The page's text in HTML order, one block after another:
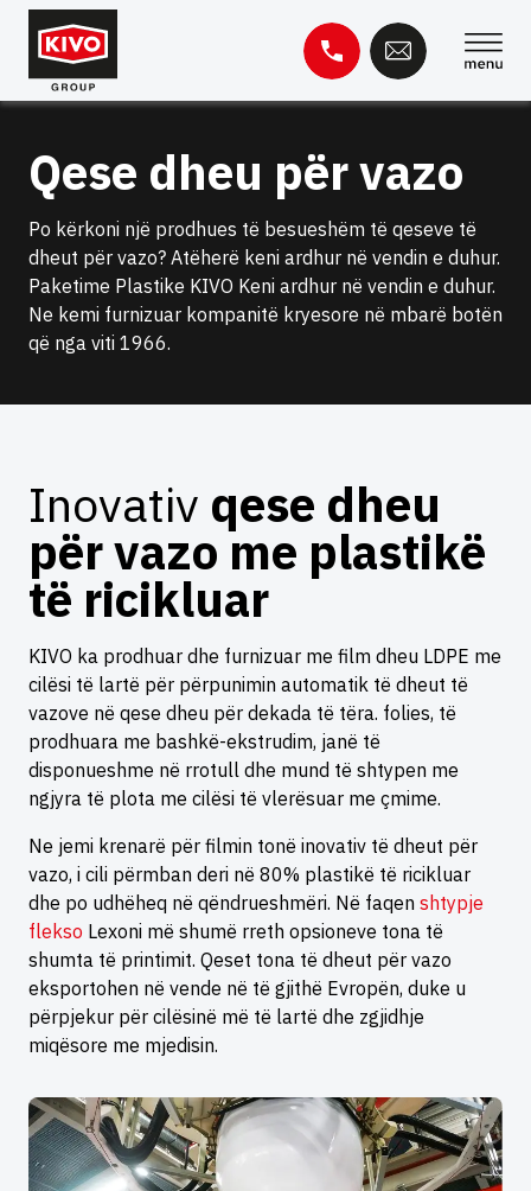
Kapërce
përmbajtja
për:
Baza e njohurive Kontakti
Qese dheu për vazo
Po kërkoni një prodhues të besueshëm të qeseve të
dheut për vazo? Atëherë keni ardhur në vendin e duhur.
Paketime Plastike KIVO Keni ardhur në vendin e duhur.
Ne kemi furnizuar kompanitë kryesore në mbarë botën
që nga viti 1966.
Inovativ qese dheu
për vazo me plastikë
të ricikluar
KIVO ka prodhuar dhe furnizuar me film dheu LDPE me
cilësi të lartë për përpunimin automatik të dheut të
vazove në qese dheu për dekada të tëra. folies, të
prodhuara me bashkë-ekstrudim, janë të
disponueshme në rrotull dhe mund të shtypen me
ngjyra të plota me cilësi të vlerësuar me çmime.
Ne jemi krenarë për filmin tonë inovativ të dheut për
vazo, i cili përmban deri në 80% plastikë të ricikluar
dhe po udhëheq në qëndrueshmëri. Në faqen shtypje
flekso Lexoni më shumë rreth opsioneve tona të
shumta të printimit. Qeset tona të dheut për vazo
eksportohen në vende në të gjithë Evropën, duke u
përpjekur për cilësinë më të lartë dhe zgjidhje
miqësore me mjedisin.